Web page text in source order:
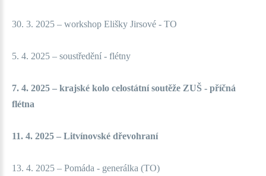
30. 3. 2025 – workshop Elišky Jirsové - TO
5. 4. 2025 – soustředění - flétny
7. 4. 2025 – krajské kolo celostátní soutěže ZUŠ - příčná
flétna
11. 4. 2025 – Litvínovské dřevohraní
13. 4. 2025 – Pomáda - generálka (TO)